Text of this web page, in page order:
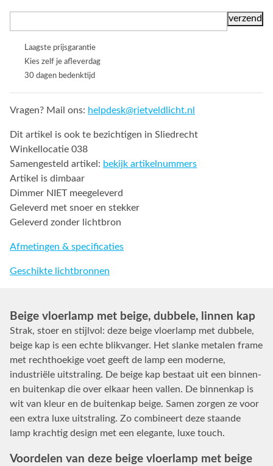
Laagste prijsgarantie
Kies zelf je afleverdag
30 dagen bedenktijd
Vragen? Mail ons: helpdesk@rietveldlicht.nl
Dit artikel is ook te bezichtigen in Sliedrecht
Winkellocatie 038
Samengesteld artikel: bekijk artikelnummers
Artikel is dimbaar
Dimmer NIET meegeleverd
Geleverd met snoer en stekker
Geleverd zonder lichtbron
Afmetingen & specificaties
Geschikte lichtbronnen
Beige vloerlamp met beige, dubbele, linnen kap
Strak, stoer en stijlvol: deze beige vloerlamp met dubbele,
beige kap is een echte blikvanger. Het slanke metalen frame
met rechthoekige voet geeft de lamp een moderne,
industriële uitstraling. De beige kap bestaat uit een binnen-
en buitenkap die over elkaar heen vallen. De binnenkap is
wit van kleur en de buitenkap beige. Samen zorgen ze voor
een extra luxe uitstraling. Zo combineert deze staande
lamp krachtig design met een elegante, luxe touch.
Voordelen van deze beige vloerlamp met beige